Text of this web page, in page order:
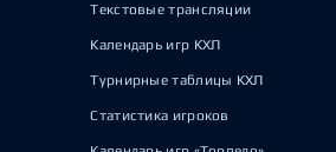
Текстовые трансляции
Календарь игр КХЛ
Турнирные таблицы КХЛ
Статистика игроков